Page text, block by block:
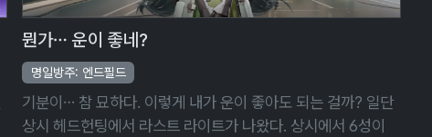
뭔가… 운이 좋네?
명일방주: 엔드필드
기분이… 참 묘하다. 이렇게 내가 운이 좋아도 되는 걸까? 일단
상시 헤드헌팅에서 라스트 라이트가 나왔다. 상시에서 6성이